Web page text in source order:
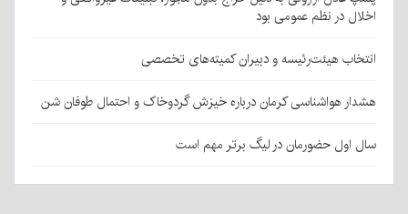
اخلال در نظم عمومی بود
انتخاب هیئت‌رئیسه و دبیران کمیته‌های تخصصی
هشدار هواشناسی کرمان درباره خیزش گردوخاک و احتمال طوفان شن
سال اول حضورمان در لیگ برتر مهم است